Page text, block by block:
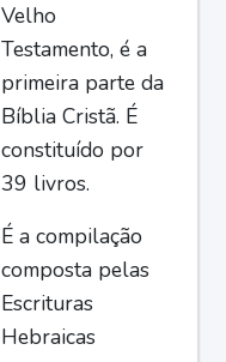
Velho
Testamento, é a
primeira parte da
Bíblia Cristã. É
constituído por
39 livros.
É a compilação
composta pelas
Escrituras
Hebraicas